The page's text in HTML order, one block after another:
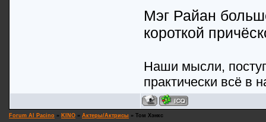
Мэг Райан
короткой
Наши мысли,
практически всё в
Forum Al Pacino » KINO » Актеры/Актрисы » Том Хэнкс